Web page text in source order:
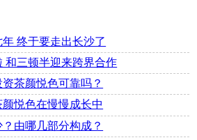
终于要走出长沙了
和三顿半迎来跨界合作
茶颜悦色可靠吗？
悦色在慢慢成长中
由哪几部分构成？